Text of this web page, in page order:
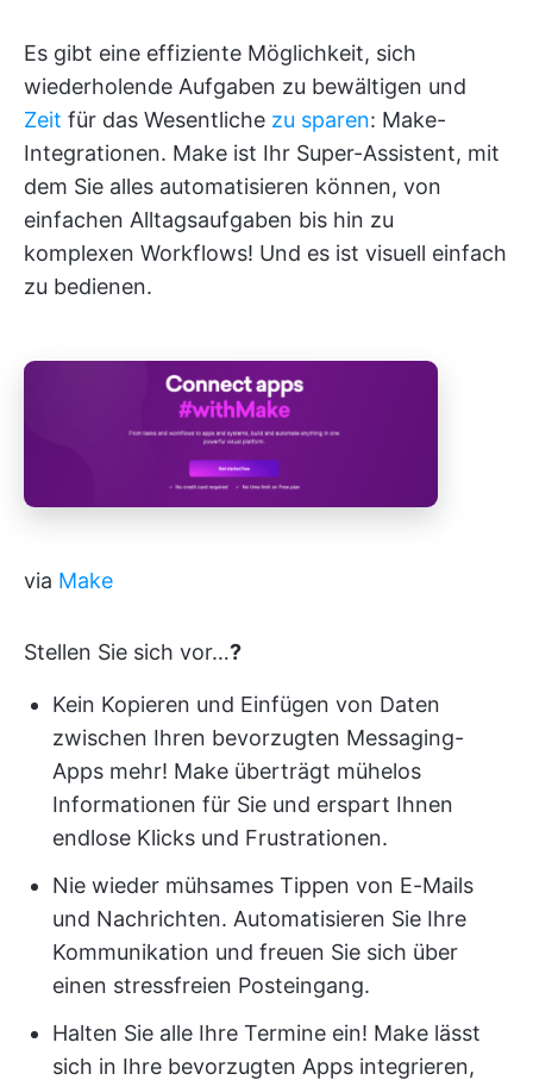
Es gibt eine effiziente Möglichkeit, sich
wiederholende Aufgaben zu bewältigen und
Zeit für das Wesentliche zu sparen: Make-
Integrationen. Make ist Ihr Super-Assistent, mit
dem Sie alles automatisieren können, von
einfachen Alltagsaufgaben bis hin zu
komplexen Workflows! Und es ist visuell einfach
zu bedienen.
via Make
Stellen Sie sich vor…?
Kein Kopieren und Einfügen von Daten
zwischen Ihren bevorzugten Messaging-
Apps mehr! Make überträgt mühelos
Informationen für Sie und erspart Ihnen
endlose Klicks und Frustrationen.
Nie wieder mühsames Tippen von E-Mails
und Nachrichten. Automatisieren Sie Ihre
Kommunikation und freuen Sie sich über
einen stressfreien Posteingang.
Halten Sie alle Ihre Termine ein! ️Make lässt
sich in Ihre bevorzugten Apps integrieren,